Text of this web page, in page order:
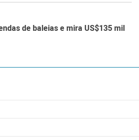
de baleias e mira US$135 mil